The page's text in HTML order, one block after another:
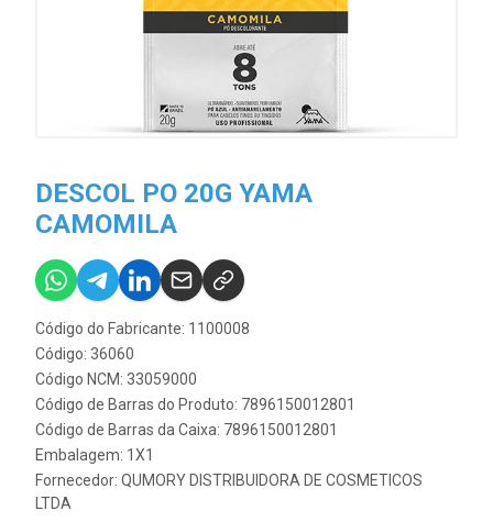
DESCOL PO 20G YAMA
CAMOMILA
Código do Fabricante: 1100008
Código: 36060
Código NCM: 33059000
Código de Barras do Produto: 7896150012801
Código de Barras da Caixa: 7896150012801
Embalagem: 1X1
Fornecedor: QUMORY DISTRIBUIDORA DE COSMETICOS
LTDA